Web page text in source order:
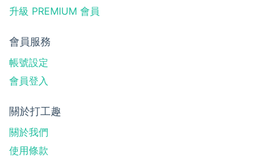
升級 PREMIUM 會員
會員服務
帳號設定
會員登入
關於打工趣
關於我們
使用條款